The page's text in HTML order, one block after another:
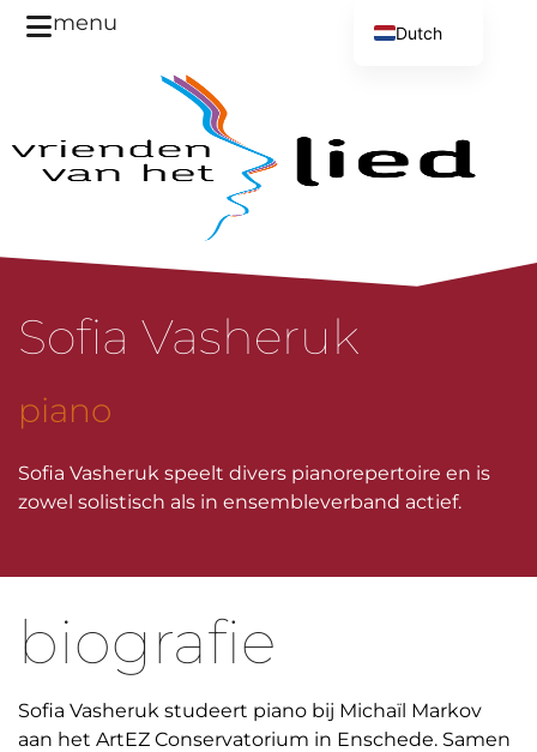
menu
Sofia Vasheruk
piano
Sofia Vasheruk speelt divers pianorepertoire en is
zowel solistisch als in ensembleverband actief.
biografie
Sofia Vasheruk studeert piano bij Michaïl Markov
aan het ArtEZ Conservatorium in Enschede. Samen
Dutch